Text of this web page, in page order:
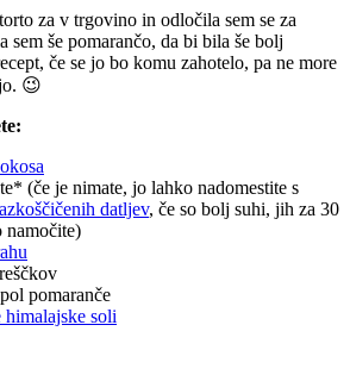
za v trgovino in odločila sem se za
sem še pomarančo, da bi bila še bolj
če se jo bo komu zahotelo, pa ne more
😉
(če je nimate, jo lahko nadomestite s
datljev, če so bolj suhi, jih za 30
namočite)
pomaranče
himalajske soli